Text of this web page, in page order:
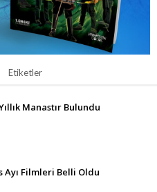
Etiketler
Manastır Bulundu
Ayı Filmleri Belli Oldu